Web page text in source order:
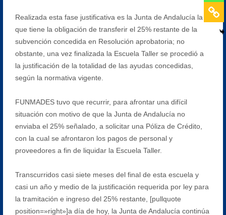
Realizada esta fase justificativa es la Junta de Andalucía la
que tiene la obligación de transferir el 25% restante de la
subvención concedida en Resolución aprobatoria; no
obstante, una vez finalizada la Escuela Taller se procedió a
la justificación de la totalidad de las ayudas concedidas,
según la normativa vigente.
FUNMADES tuvo que recurrir, para afrontar una difícil
situación con motivo de que la Junta de Andalucía no
enviaba el 25% señalado, a solicitar una Póliza de Crédito,
con la cual se afrontaron los pagos de personal y
proveedores a fin de liquidar la Escuela Taller.
Transcurridos casi siete meses del final de esta escuela y
casi un año y medio de la justificación requerida por ley para
la tramitación e ingreso del 25% restante, [pullquote
position=»right»]a día de hoy, la Junta de Andalucía continúa